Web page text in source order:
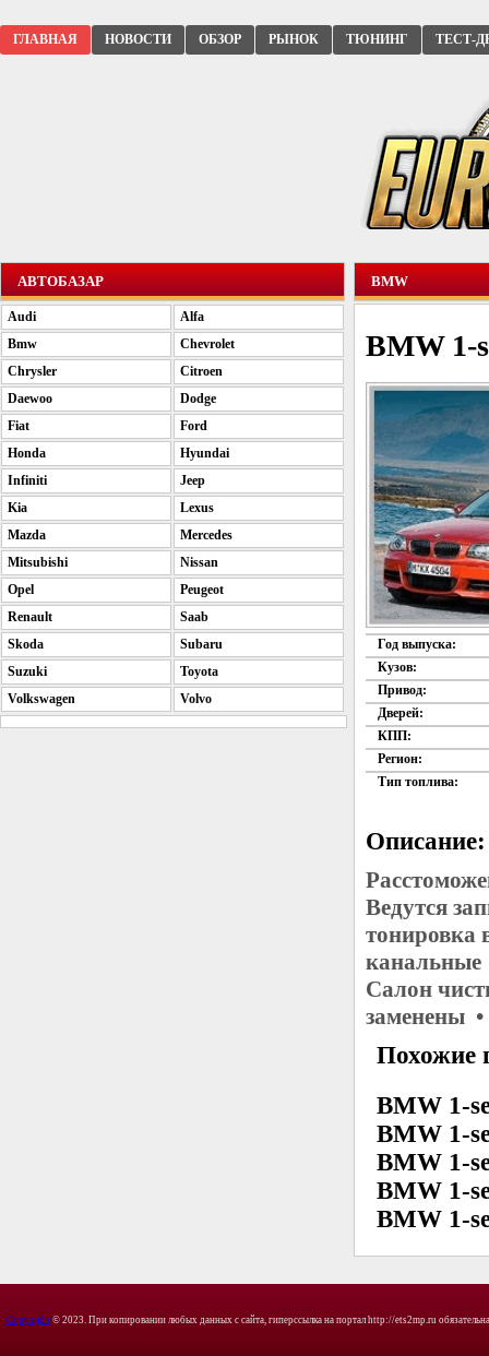
ГЛАВНАЯ НОВОСТИ ОБЗОР РЫНОК ТЮНИНГ ТЕСТ-
BMW
BMW 1-
Год выпуска:
Кузов:
Привод:
Дверей:
КПП:
Регион:
Тип топлива:
Описание:
Ведутся
тонировка
канальные
Салон
заменены
Похожие
BMW 1-
BMW 1-
BMW 1-
BMW 1-
BMW 1-
АВТОБАЗАР
Audi
Alfa
Bmw
Chevrolet
Chrysler
Citroen
Daewoo
Dodge
Fiat
Ford
Honda
Hyundai
Infiniti
Jeep
Kia
Lexus
Mazda
Mercedes
Mitsubishi
Nissan
Opel
Peugeot
Renault
Saab
Skoda
Subaru
Suzuki
Toyota
Volkswagen
Volvo
Copyright © 2023. При копировании любых данных с сайта, гиперссылка на портал http://ets2mp.ru